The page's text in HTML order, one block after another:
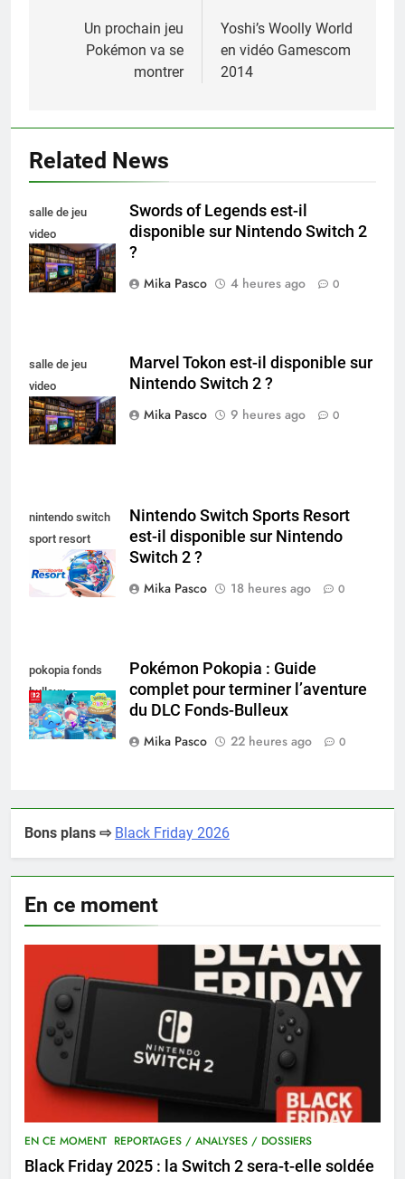
Un prochain jeu
Pokémon va se
montrer
Yoshi’s Woolly World
en vidéo Gamescom
2014
Related News
salle de jeu
video
collectionneur
Swords of Legends est-il
disponible sur Nintendo Switch 2
?
Mika Pasco
4 heures ago 0
salle de jeu
video
collectionneur
Marvel Tokon est-il disponible sur
Nintendo Switch 2 ?
Mika Pasco
9 heures ago 0
nintendo switch
sport resort
nintendo switch
Nintendo Switch Sports Resort
est-il disponible sur Nintendo
Switch 2 ?
Mika Pasco
18 heures ago 0
pokopia fonds
bulleux
Pokémon Pokopia : Guide
complet pour terminer l’aventure
du DLC Fonds-Bulleux
Mika Pasco
22 heures ago 0
Bons plans ⇨ Black Friday 2026
En ce moment
EN CE MOMENT REPORTAGES / ANALYSES / DOSSIERS
Black Friday 2025 : la Switch 2 sera-t-elle soldée